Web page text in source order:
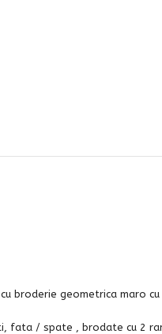
broderie geometrica maro cu
fata / spate , brodate cu 2